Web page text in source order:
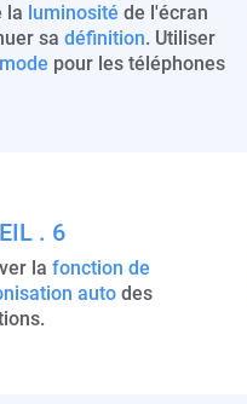
la luminosité de l'écran
sa définition. Utiliser
pour les téléphones
. 6
la fonction de
auto des